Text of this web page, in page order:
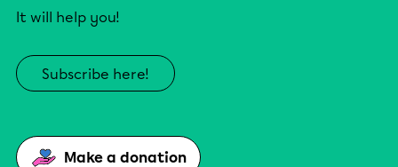
It will help you!
Subscribe here!
Make a donation